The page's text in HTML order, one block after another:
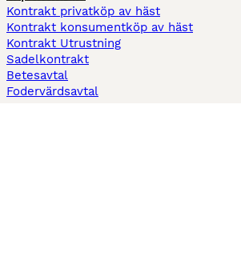
Kontrakt privatköp av häst
Kontrakt konsumentköp av häst
Kontrakt Utrustning
Sadelkontrakt
Betesavtal
Fodervärdsavtal